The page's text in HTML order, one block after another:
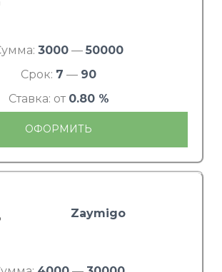
3000 — 50000
Срок: 7 — 90
Ставка: от 0.80 %
ОФОРМИТЬ
Zaymigo